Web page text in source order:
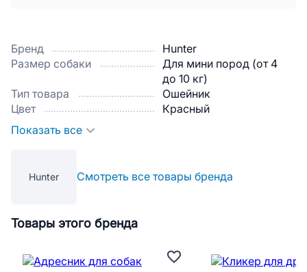
Бренд
Hunter
Размер собаки
Для мини пород (от 4
до 10 кг)
Тип товара
Ошейник
Цвет
Красный
Показать все
Hunter Смотреть все товары бренда
Товары этого бренда